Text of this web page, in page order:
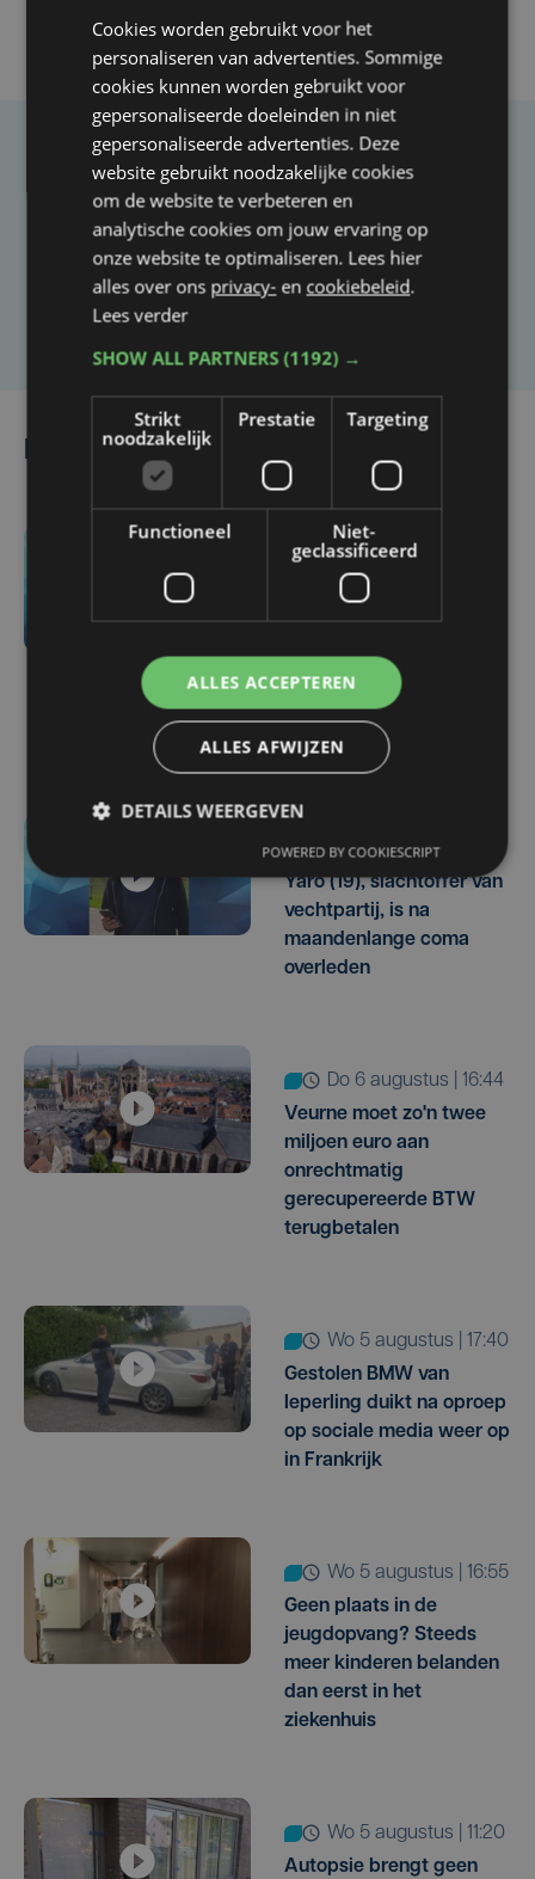
Taalfout opgemerkt?
Heb je een taal- of schrijffout opgemerkt in dit
artikel?
Laat het ons weten
Lees ook
13 min. geleden
KIJK. Wagen rijdt in op
tankwagen in
tussenkomen na
agressief gedrag
bestuurder
do 6 augustus | 21:30
Yaro (19), slachtoffer van
vechtpartij, is na
maandenlange coma
overleden
do 6 augustus | 16:44
Veurne moet zo'n twee
miljoen euro aan
onrechtmatig
gerecupereerde BTW
terugbetalen
wo 5 augustus | 17:40
Gestolen BMW van
Ieperling duikt na oproep
op sociale media weer op
in Frankrijk
wo 5 augustus | 16:55
Geen plaats in de
jeugdopvang? Steeds
meer kinderen belanden
dan eerst in het
ziekenhuis
wo 5 augustus | 11:20
Autopsie brengt geen
Cookies worden gebruikt voor het
personaliseren van advertenties. Sommige
cookies kunnen worden gebruikt voor
gepersonaliseerde doeleinden in niet
gepersonaliseerde advertenties. Deze
website gebruikt noodzakelijke cookies
om de website te verbeteren en
analytische cookies om jouw ervaring op
onze website te optimaliseren. Lees hier
alles over ons privacy- en cookiebeleid.
Lees verder
SHOW ALL PARTNERS(1192) →
Strikt
noodzakelijk
Prestatie Targeting
Functioneel
Niet-
geclassificeerd
ALLES ACCEPTEREN
ALLES AFWIJZEN
DETAILS WEERGEVEN
POWERED BY COOKIESCRIPT